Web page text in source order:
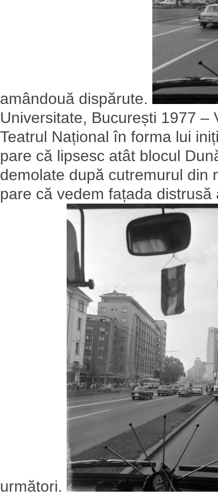
amândouă dispărute.
Universitate, București 1977 –
Teatrul Național în forma lui
pare că lipsesc atât blocul
demolate după cutremurul din
pare că vedem fațada
următori.